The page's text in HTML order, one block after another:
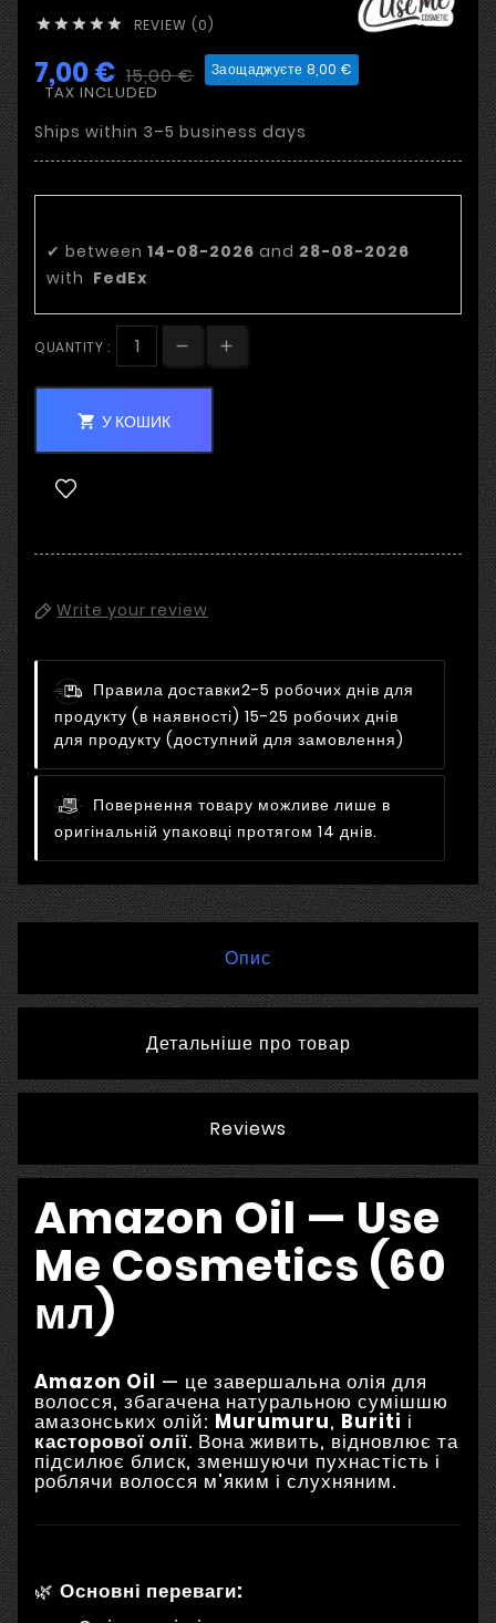
     REVIEW (0)
7,00 € 15,00 € Заощаджуєте 8,00 €
TAX INCLUDED
Ships within 3–5 business days
✔ between 14-08-2026 and 28-08-2026
with FedEx
QUANTITY :
 У КОШИК
Write your review
Правила доставки2-5 робочих днів для
продукту (в наявності) 15-25 робочих днів
для продукту (доступний для замовлення)
Повернення товару можливе лише в
оригінальній упаковці протягом 14 днів.
Опис
Детальніше про товар
Reviews
Amazon Oil — Use
Me Cosmetics (60
мл)
Amazon Oil — це завершальна олія для
волосся, збагачена натуральною сумішшю
амазонських олій: Murumuru, Buriti і
касторової олії. Вона живить, відновлює та
підсилює блиск, зменшуючи пухнастість і
роблячи волосся м'яким і слухняним.
🌿 Основні переваги: